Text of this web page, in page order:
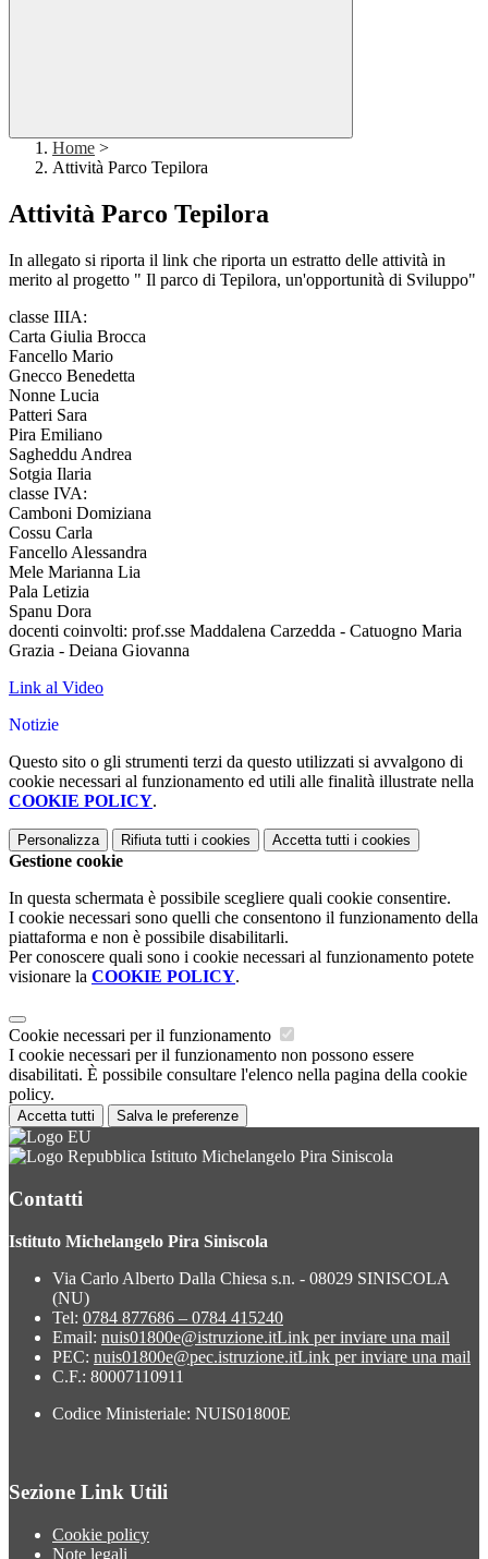
Home >
Attività Parco Tepilora
Attività Parco Tepilora
In allegato si riporta il link che riporta un estratto delle attività in
merito al progetto " Il parco di Tepilora, un'opportunità di Sviluppo"
classe IIIA:
Carta Giulia Brocca
Fancello Mario
Gnecco Benedetta
Nonne Lucia
Patteri Sara
Pira Emiliano
Sagheddu Andrea
Sotgia Ilaria
classe IVA:
Camboni Domiziana
Cossu Carla
Fancello Alessandra
Mele Marianna Lia
Pala Letizia
Spanu Dora
docenti coinvolti: prof.sse Maddalena Carzedda - Catuogno Maria
Grazia - Deiana Giovanna
Link al Video
Notizie
Questo sito o gli strumenti terzi da questo utilizzati si avvalgono di
cookie necessari al funzionamento ed utili alle finalità illustrate nella
COOKIE POLICY.
Personalizza Rifiuta tutti i cookies Accetta tutti i cookies
Gestione cookie
In questa schermata è possibile scegliere quali cookie consentire.
I cookie necessari sono quelli che consentono il funzionamento della
piattaforma e non è possibile disabilitarli.
Per conoscere quali sono i cookie necessari al funzionamento potete
visionare la COOKIE POLICY.
Cookie necessari per il funzionamento
I cookie necessari per il funzionamento non possono essere
disabilitati. È possibile consultare l'elenco nella pagina della cookie
policy.
Accetta tutti Salva le preferenze
Istituto Michelangelo Pira Siniscola
Contatti
Istituto Michelangelo Pira Siniscola
Via Carlo Alberto Dalla Chiesa s.n. - 08029 SINISCOLA
(NU)
Tel: 0784 877686 – 0784 415240
Email: nuis01800e@istruzione.itLink per inviare una mail
PEC: nuis01800e@pec.istruzione.itLink per inviare una mail
C.F.: 80007110911
Codice Ministeriale: NUIS01800E
Sezione Link Utili
Cookie policy
Note legali